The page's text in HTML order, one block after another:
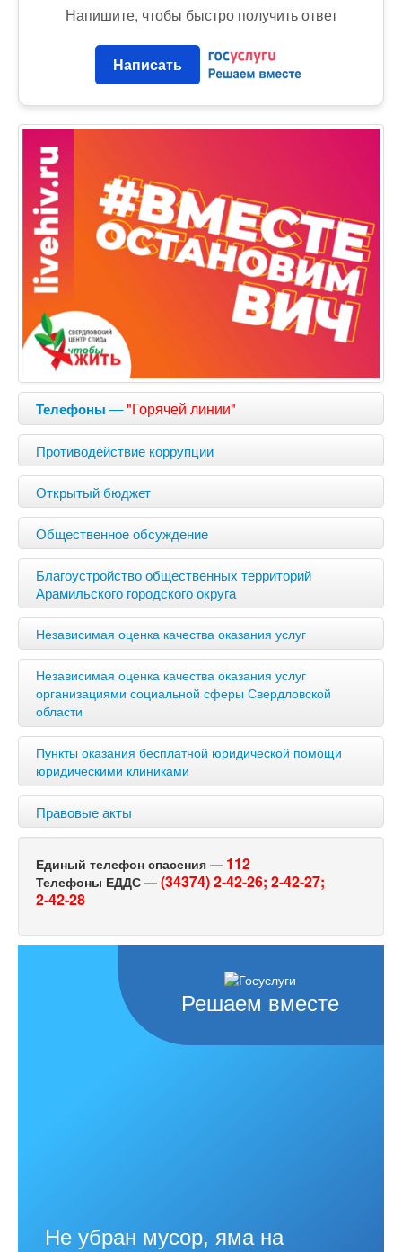
Напишите, чтобы быстро получить ответ
Написать
Телефоны —"Горячей линии"
Противодействие коррупции
Открытый бюджет
Общественное обсуждение
Благоустройство общественных территорий
Арамильского городского округа
Независимая оценка качества оказания услуг
Независимая оценка качества оказания услуг
организациями социальной сферы Свердловской
области
Пункты оказания бесплатной юридической помощи
юридическими клиниками
Правовые акты
Единый телефон спасения — 112
Телефоны ЕДДС — (34374) 2-42-26; 2-42-27;
2-42-28
Решаем вместе
Не убран мусор, яма на